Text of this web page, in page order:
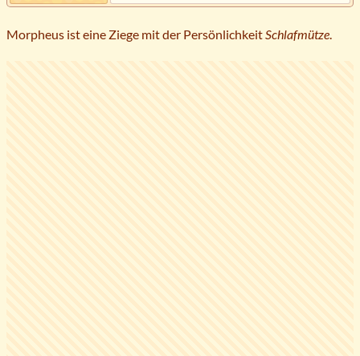
Morpheus ist eine Ziege mit der Persönlichkeit Schlafmütze